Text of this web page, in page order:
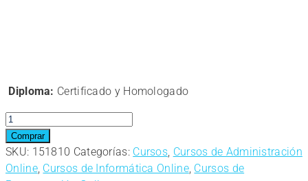
Diploma: Certificado y Homologado
Curso
Online
de
Uso
Comprar
SKU: 151810 Categorías: Cursos Cursos de Administración
Online, Cursos de Informática Online, Cursos de